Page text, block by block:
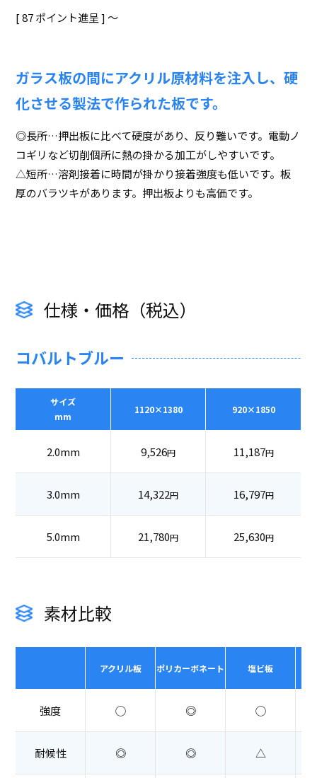
[ 87ポイント進呈 ] 〜
ガラス板の間にアクリル原材料を注入し、硬
化させる製法で作られた板です。
◎長所…押出板に比べて硬度があり、反り難いです。電動ノ
コギリなど切削個所に熱の掛かる加工がしやすいです。
△短所…溶剤接着に時間が掛かり接着強度も低いです。板
厚のバラツキがあります。押出板よりも高価です。
仕様・価格（税込）
コバルトブルー
サイズ
mm
1120×1380 920×1850
2.0mm 9,526円 11,187円
3.0mm 14,322円 16,797円
5.0mm 21,780円 25,630円
素材比較
アクリル板 ポリカーボネート 塩ビ板
強度 ◯ ◎ ◯
耐候性 ◎ ◎ △